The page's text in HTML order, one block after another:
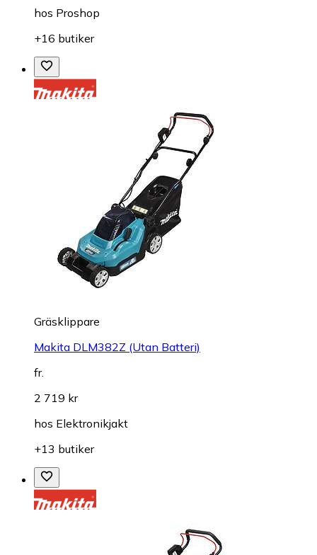
hos Proshop
+16 butiker
Gräsklippare
Makita DLM382Z (Utan Batteri)
fr.
2 719 kr
hos Elektronikjakt
+13 butiker